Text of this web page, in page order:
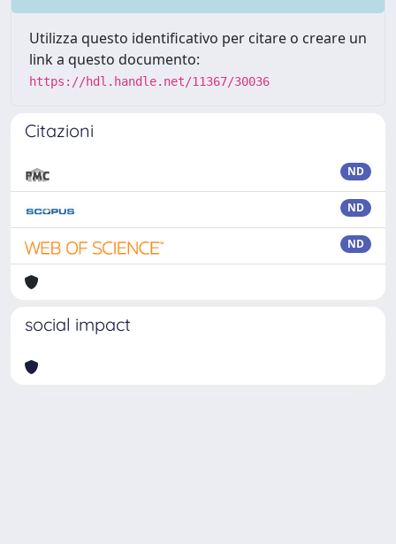
Utilizza questo identificativo per citare o creare un
link a questo documento:
https://hdl.handle.net/11367/30036
Citazioni
ND
ND
ND
social impact